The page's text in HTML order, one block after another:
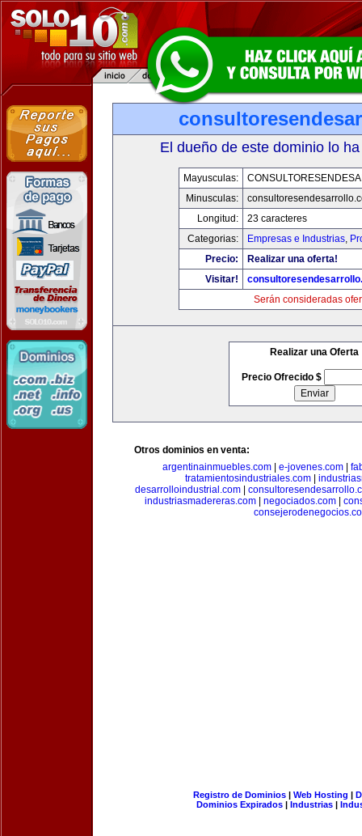
El dueño de este dominio lo
Mayusculas:
Minusculas:
Longitud:
23 caracteres
Categorias:
Empresas e Industrias,
Precio:
Realizar una oferta!
Visitar!
Serán consideradas
Realizar una Oferta
Precio Ofrecido $
Otros dominios en venta:
argentinainmuebles.com| e-jovenes.com|
tratamientosindustriales.com
desarrolloindustrial.com|
industriasmadereras.com
negociados.com
Registro de Dominios| Web Hosting |
Dominios Expirados | Industrias |